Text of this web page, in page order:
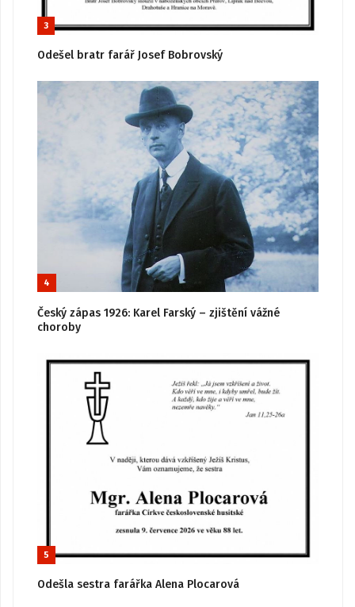
3
Odešel bratr farář Josef Bobrovský
4
Český zápas 1926: Karel Farský – zjištění vážné
choroby
5
Odešla sestra farářka Alena Plocarová